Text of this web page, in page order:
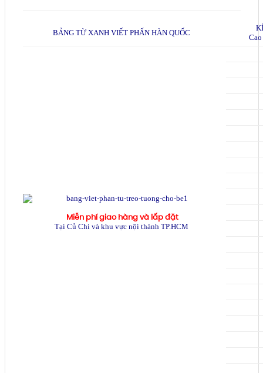
BẢNG TỪ XANH VIẾT PHẤN HÀN QUỐC
Miễn phí giao hàng và lắp đặt
Tại Củ Chi và khu vực nội thành TP.HCM